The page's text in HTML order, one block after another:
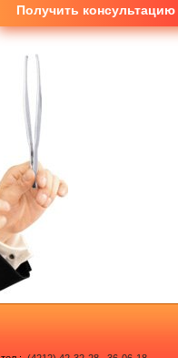
Получить консультацию